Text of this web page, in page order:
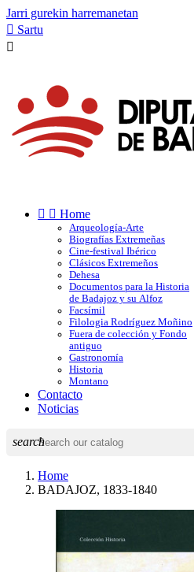
Jarri gurekin harremanetan
 Sartu

  Home
Arqueología-Arte
Biografías Extremeñas
Cine-festival Ibérico
Clásicos Extremeños
Dehesa
Documentos para la Historia
de Badajoz y su Alfoz
Facsímil
Filologia Rodríguez Moñino
Fuera de colección y Fondo
antiguo
Gastronomía
Historia
Montano
Contacto
Noticias
search
Home
BADAJOZ, 1833-1840